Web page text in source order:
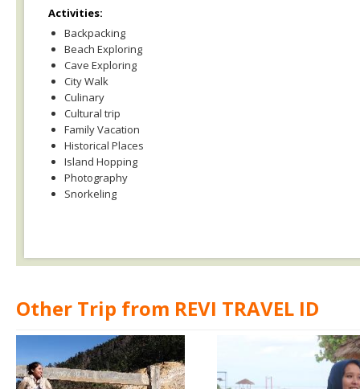
Activities:
Backpacking
Beach Exploring
Cave Exploring
City Walk
Culinary
Cultural trip
Family Vacation
Historical Places
Island Hopping
Photography
Snorkeling
Other Trip from REVI TRAVEL ID